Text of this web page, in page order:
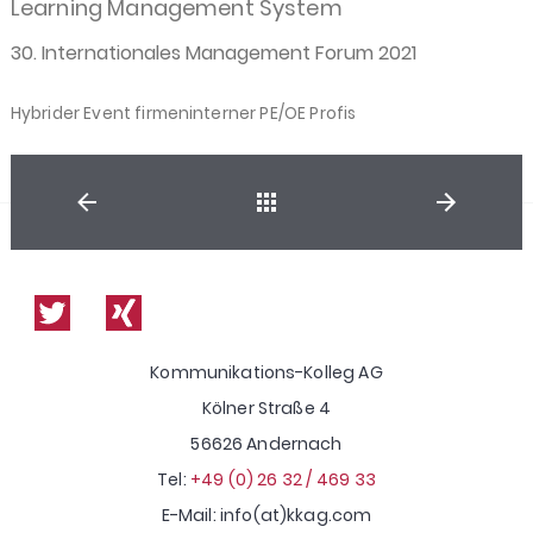
Learning Management System
30. Internationales Management Forum 2021
Hybrider Event firmeninterner PE/OE Profis
Kommunikations-Kolleg AG
Kölner Straße 4
56626 Andernach
Tel: +49 (0) 26 32 / 469 33
E-Mail: info(at)kkag.com